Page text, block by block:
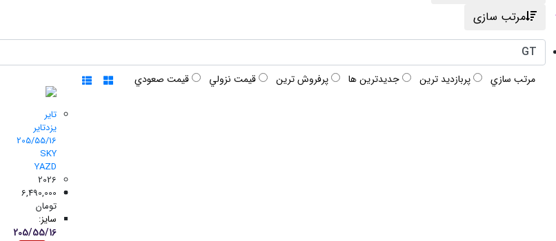
مرتب سازی
GT
مرتب سازي پربازديد ترين جديدترين ها پرفروش ترين قيمت نزولي قيمت صعودي
تایر
یزدتایر
205/55/16
SKY
YAZD
2026
6,490,000
تومان
سایز:
205/55/16